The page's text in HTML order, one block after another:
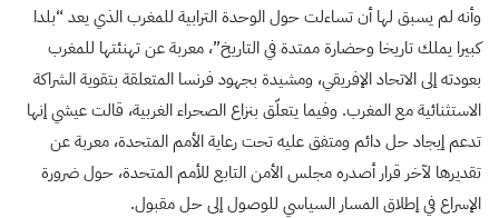
وأنه لم يسبق لها أن تساءلت حول الوحدة الترابية للمغرب الذي يعد “بلدا
كبيرا يملك تاريخا وحضارة ممتدة في التاريخ”، معربة عن تهنئتها للمغرب
بعودته إلى الاتحاد الإفريقي، ومشيدة بجهود فرنسا المتعلقة بتقوية الشراكة
الاستثنائية مع المغرب. وفيما يتعلّق بنزاع الصحراء الغربية، قالت عيشي إنها
تدعم إيجاد حل دائم ومتفق عليه تحت رعاية الأمم المتحدة، معربة عن
تقديرها لآخر قرار أصدره مجلس الأمن التابع للأمم المتحدة، حول ضرورة
الإسراع في إطلاق المسار السياسي للوصول إلى حل مقبول.